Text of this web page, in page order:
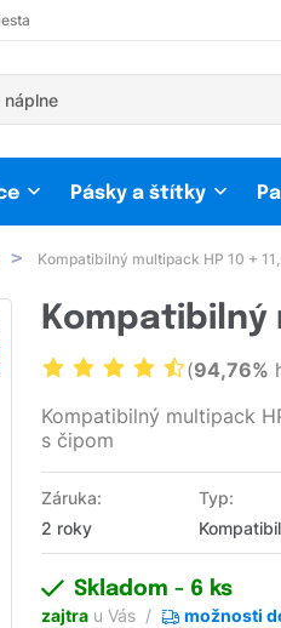
Pásky a štítky
Kompatibilný multipack HP 10 +
Kompatibilný
(94,76%
Kompatibilný multipack
s čipom
Záruka:
2 roky
Typ:
Skladom- 6 ks
zajtra u Vás možnosti